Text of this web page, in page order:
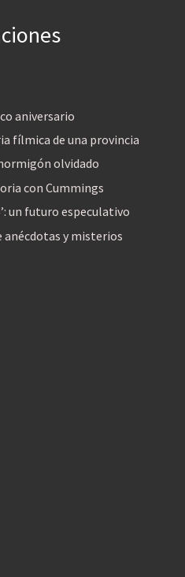
aniversario
fílmica de una provincia
olvidado
con Cummings
un futuro especulativo
anécdotas y misterios